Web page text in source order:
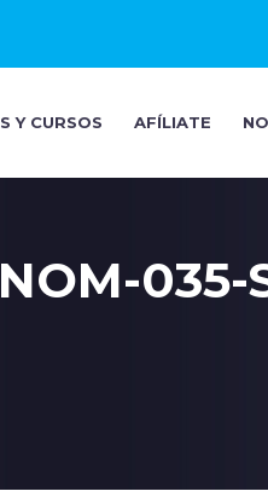
Y CURSOS AFÍLIATE
035-